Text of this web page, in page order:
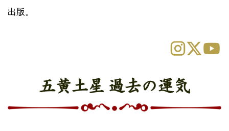
出版。
五黄土星 過去の運気